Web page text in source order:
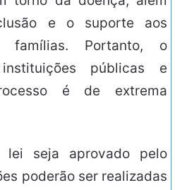
e o suporte aos
famílias. Portanto, o
públicas e
é de extrema
seja aprovado pelo
poderão ser realizadas